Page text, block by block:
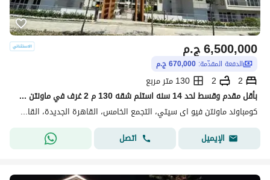
ج.م6,500,000
الدفعة المقدّمة: 670,000 ج.م
2
2
130 متر مربع
بأقل مقدم وقسط لحد 14 سنه استلم شقه 130 م 2 غرف في ماونتن فيو اى سيتي في قلب الجولدن سكوير التجمع الخامس القاهره الجديده او استفيد بخصم في حاله الكاش
كومباوند ماونتن فيو اى سيتي، التجمع الخامس، القاهرة الجديدة، القاهرة
الإيميل
اتصل